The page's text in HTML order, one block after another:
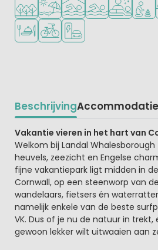
Restaurant of pizzeria
FietsverhuurLaadpaal elektrische
Beschrijving
Beschrijving
Vakantie vieren in het hart van
Welkom bij Landal
heuvels, zeezicht en Engelse
fijne vakantiepark ligt midden in
Cornwall, op een steenworp van
wandelaars, fietsers én
namelijk enkele van de beste
VK. Dus of je nu de natuur in
gewoon lekker wilt uitwaaien aan